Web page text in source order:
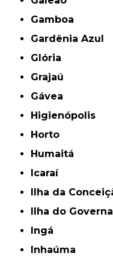
Gamboa
Gardênia Azul
Glória
Grajaú
Gávea
Higienópolis
Horto
Humaitá
Icaraí
Ilha da
Ilha do
Ingá
Inhaúma